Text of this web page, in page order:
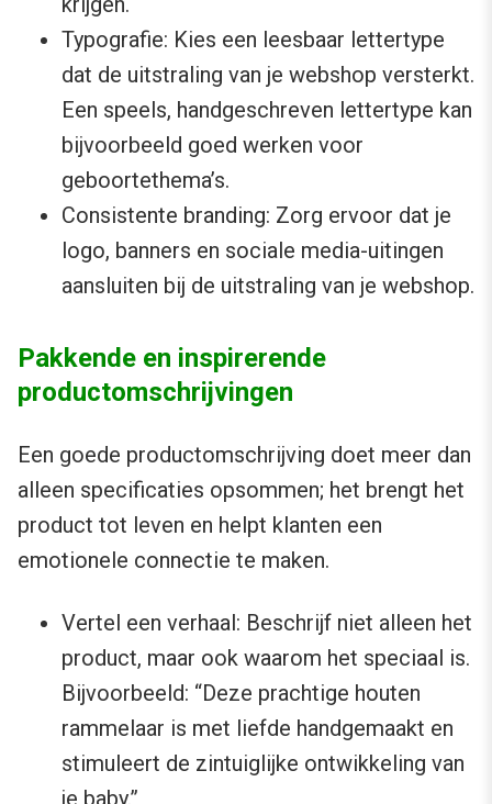
Typografie: Kies een leesbaar lettertype
dat de uitstraling van je webshop versterkt.
Een speels, handgeschreven lettertype kan
bijvoorbeeld goed werken voor
geboortethema’s.
Consistente branding: Zorg ervoor dat je
logo, banners en sociale media-uitingen
aansluiten bij de uitstraling van je webshop.
Pakkende en inspirerende
productomschrijvingen
Een goede productomschrijving doet meer dan
alleen specificaties opsommen; het brengt het
product tot leven en helpt klanten een
emotionele connectie te maken.
Vertel een verhaal: Beschrijf niet alleen het
product, maar ook waarom het speciaal is.
Bijvoorbeeld: “Deze prachtige houten
rammelaar is met liefde handgemaakt en
stimuleert de zintuiglijke ontwikkeling van